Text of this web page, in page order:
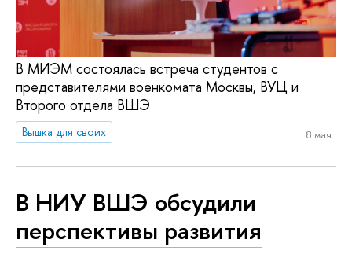
В МИЭМ состоялась встреча студентов с
представителями военкомата Москвы, ВУЦ и
Второго отдела ВШЭ
Вышка для своих 8 мая
В НИУ ВШЭ обсудили
перспективы развития